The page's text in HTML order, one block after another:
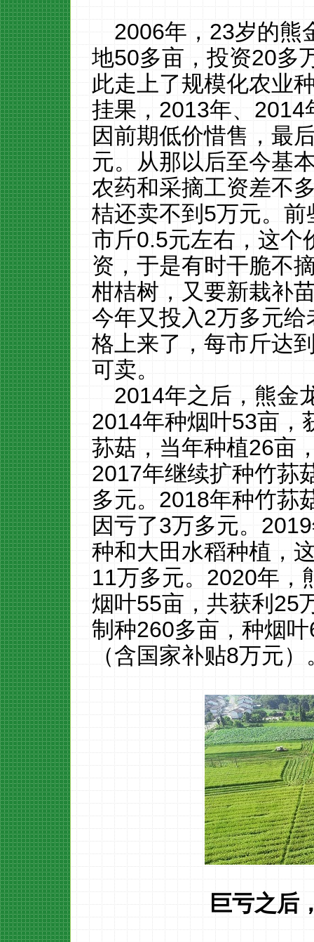
2006年，23岁的熊
地50多亩，投资20多
此走上了规模化农业
挂果，2013年、
因前期低价惜售，最
元。从那以后至今基
农药和采摘工资差不
桔还卖不到5万元。
市斤0.5元左右，这个
资，于是有时干脆不
柑桔树，又要新栽补
今年又投入2万多元
格上来了，每市斤达
可卖。
2014年之后，熊金
2014年种烟叶53亩，
荪菇，当年种植26亩
2017年继续扩种竹荪
多元。2018年种竹荪
因亏了3万多元。
种和大田水稻种植，
11万多元。2020年，
烟叶55亩，共获利25
制种260多亩，种烟
（含国家补贴8万元）
巨亏之后